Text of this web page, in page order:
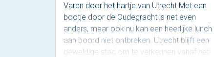
Varen door het hartje van Utrecht Met een
bootje door de Oudegracht is net even
anders, maar ook nu kan een heerlijke lunch
aan boord niet ontbreken. Utrecht blijft een
geweldige stad om te verkennen vanaf het